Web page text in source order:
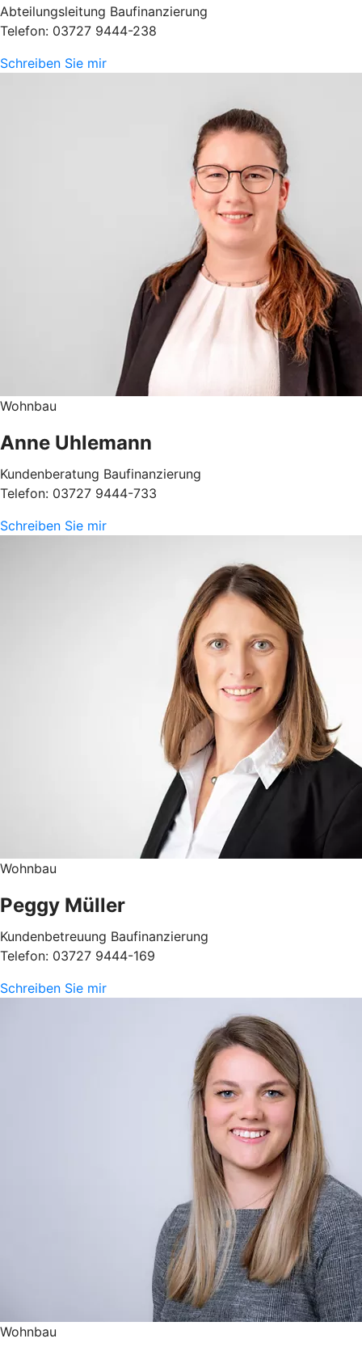
Abteilungsleitung Baufinanzierung
Telefon: 03727 9444-238
Schreiben Sie mir
Wohnbau
Anne Uhlemann
Kundenberatung Baufinanzierung
Telefon: 03727 9444-733
Schreiben Sie mir
Wohnbau
Peggy Müller
Kundenbetreuung Baufinanzierung
Telefon: 03727 9444-169
Schreiben Sie mir
Wohnbau